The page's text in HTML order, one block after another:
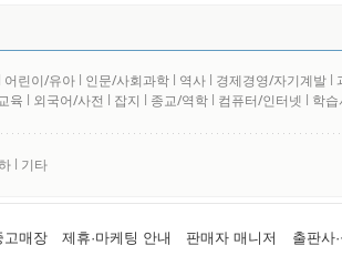
어린이/유아 l 인문/사회과학 l 역사 l 경제경영/자기계발 l
육 l 외국어/사전 l 잡지 l 종교/역학 l 컴퓨터/인터넷 l 학
l 기타
고매장 제휴·마케팅 안내 판매자 매니저 출판사